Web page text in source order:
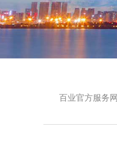
百业官方服务网